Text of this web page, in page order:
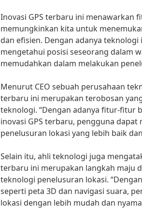
Inovasi GPS terbaru ini menawarkan
memungkinkan kita untuk
dan efisien. Dengan adanya
mengetahui posisi seseorang dalam
memudahkan dalam melakukan
Menurut CEO sebuah perusahaan
terbaru ini merupakan terobosan
teknologi. “Dengan adanya fitur-fitur
inovasi GPS terbaru, pengguna
penelusuran lokasi yang lebih baik
Selain itu, ahli teknologi juga
terbaru ini merupakan langkah maju
teknologi penelusuran lokasi.
seperti peta 3D dan navigasi suara,
lokasi dengan lebih mudah dan